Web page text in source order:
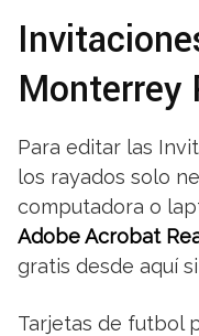
Monterrey
Para editar las
los rayados solo
computadora o
Adobe Acrobat
gratis desde aquí
Tarjetas de futbol